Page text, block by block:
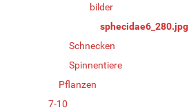
bilder
sphecidae6_280.jpg
Schnecken
Spinnentiere
Pflanzen
7-10